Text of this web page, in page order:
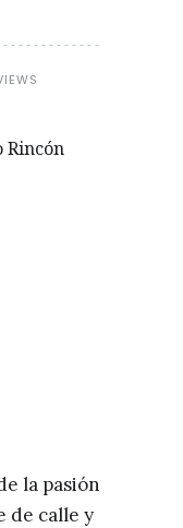
Rincón
la pasión
de calle y